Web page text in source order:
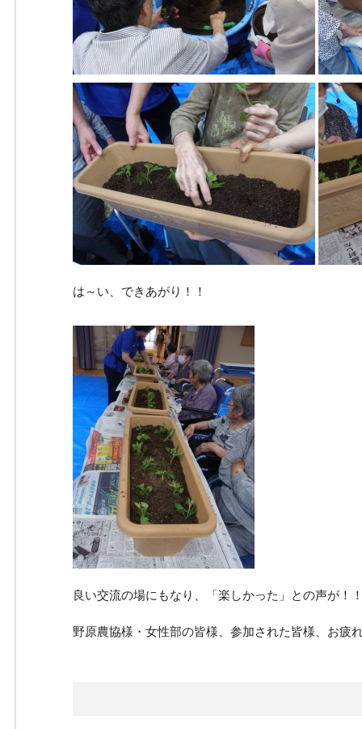
は～い、できあがり！！
良い交流の場にもなり、「楽しかった」との声が！
野原農協様・女性部の皆様、参加された皆様、お疲